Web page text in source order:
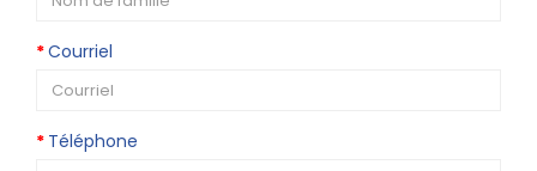
Courriel
Téléphone